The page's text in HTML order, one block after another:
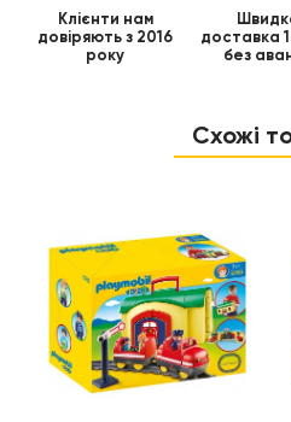
Клієнти нам
довіряють з 2016
року
доставка
без
Схожі